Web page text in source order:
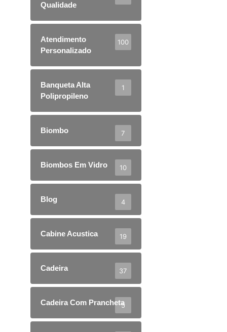
Qualidade
Atendimento
Personalizado
100
Banqueta Alta
Polipropileno
1
Biombo 7
Biombos Em Vidro 10
Blog 4
Cabine Acustica 19
Cadeira 37
Cadeira Com Prancheta
5